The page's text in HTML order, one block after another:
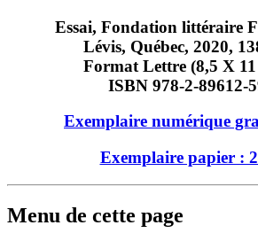
Essai, Fondation littéraire
Lévis, Québec, 2020,
Format Lettre (8,5 X 11
ISBN 978-2-89612-
Exemplaire numérique
Exemplaire papier :
Menu de cette page